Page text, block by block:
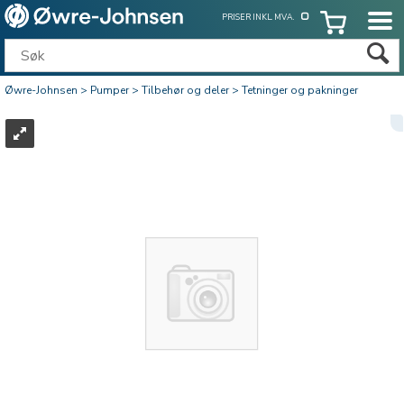
PRISER INKL. MVA.
Øwre-Johnsen>Pumper>Tilbehør og deler>Tetninger og pakninger